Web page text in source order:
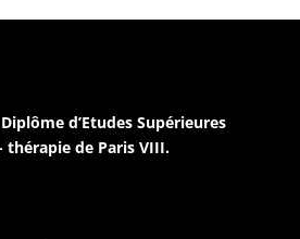
d’Etudes Supérieures
thérapie de Paris VIII.